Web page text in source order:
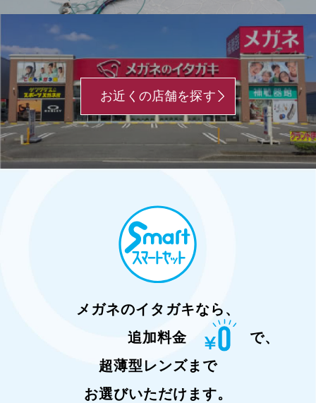
お近くの店舗を探す
メガネのイタガキなら、
追加料金
で、
超薄型レンズまで
お選びいただけます。